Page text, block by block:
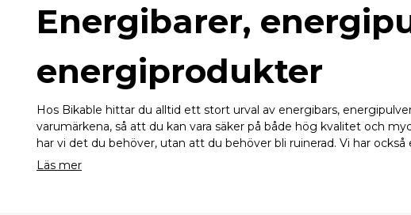
Energibarer,
energiprodukter
Hos Bikable hittar du alltid ett stort urval av energibars,
varumärkena, så att du kan vara säker på både hög kvalitet och
har vi det du behöver, utan att du behöver bli ruinerad. Vi har
Läs mer